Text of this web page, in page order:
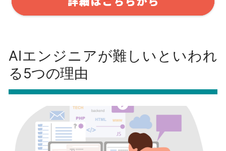
AIエンジニアが難しいといわれ
る5つの理由